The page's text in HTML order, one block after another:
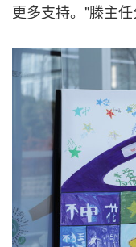
更多支持。"滕主任